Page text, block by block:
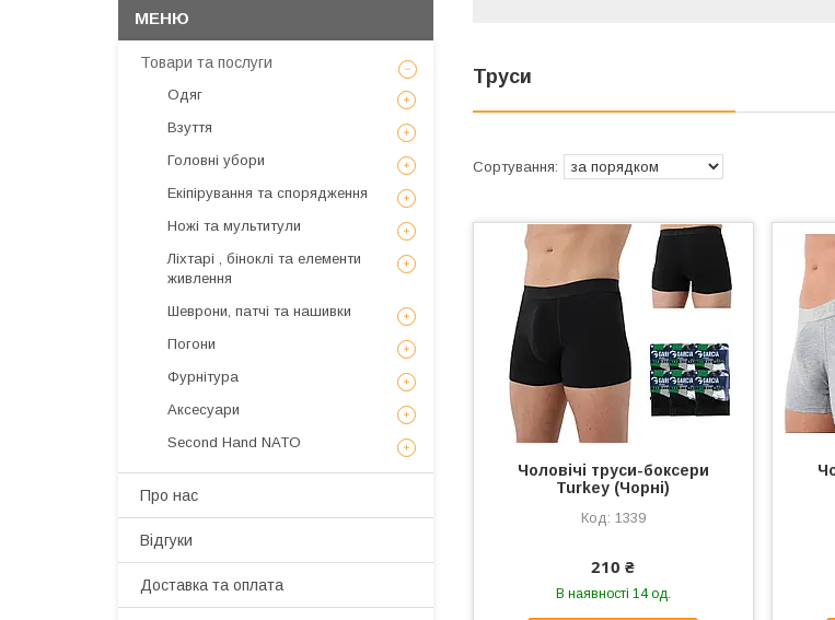
Труси
Чоловічі труси-боксери
Turkey (Чорні)
1339
210 ₴
В наявності 14 од.
Товари та послуги
Одяг
Взуття
Головні убори
Екіпірування та спорядження
Ножі та мультитули
Ліхтарі , біноклі та елементи
живлення
Шеврони, патчі та нашивки
Погони
Фурнітура
Аксесуари
Second Hand NATO
Про нас
Відгуки
Доставка та оплата